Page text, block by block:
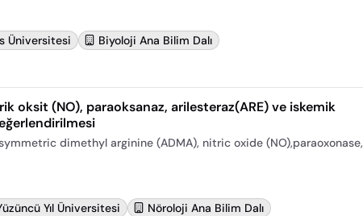
Üniversitesi
Biyoloji Ana Bilim Dalı
oksit (NO), paraoksanaz, arilesteraz(ARE) ve iskemik
dimethyl arginine (ADMA), nitric oxide (NO),paraoxonase,
Yıl Üniversitesi
Nöroloji Ana Bilim Dalı